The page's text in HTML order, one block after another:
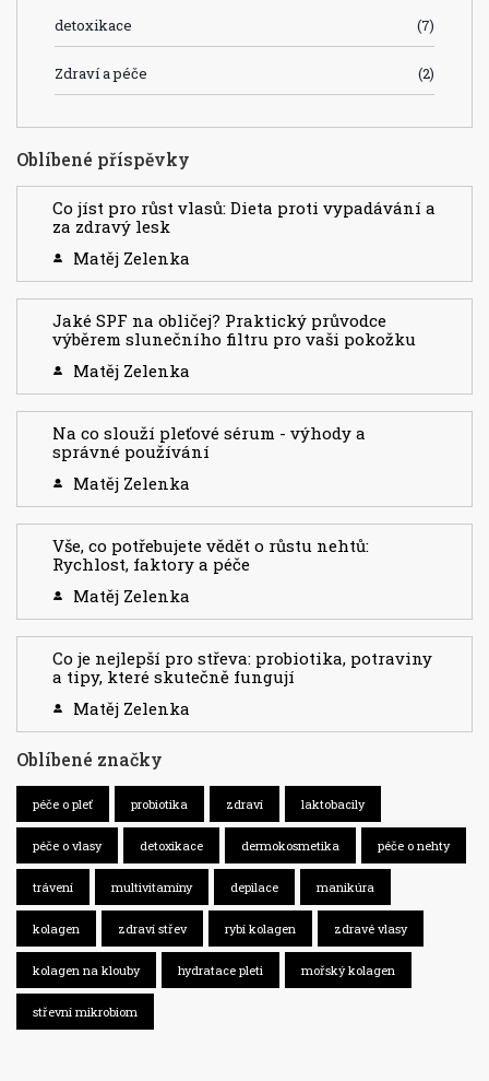
detoxikace (7)
Zdraví a péče (2)
Oblíbené příspěvky
Co jíst pro růst vlasů: Dieta proti vypadávání a
za zdravý lesk
Matěj Zelenka
Jaké SPF na obličej? Praktický průvodce
výběrem slunečního filtru pro vaši pokožku
Matěj Zelenka
Na co slouží pleťové sérum - výhody a
správné používání
Matěj Zelenka
Vše, co potřebujete vědět o růstu nehtů:
Rychlost, faktory a péče
Matěj Zelenka
Co je nejlepší pro střeva: probiotika, potraviny
a tipy, které skutečně fungují
Matěj Zelenka
Oblíbené značky
péče o pleť probiotika zdraví laktobacily
péče o vlasy detoxikace dermokosmetika péče o nehty
trávení multivitamíny depilace manikúra
kolagen zdraví střev rybí kolagen zdravé vlasy
kolagen na klouby hydratace pleti mořský kolagen
střevní mikrobiom